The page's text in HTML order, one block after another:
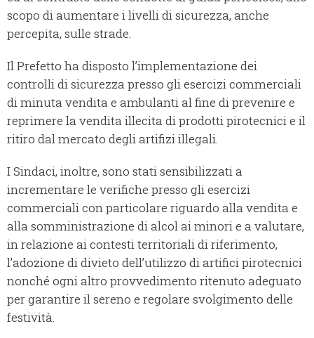
scopo di aumentare i livelli di sicurezza, anche
percepita, sulle strade.
Il Prefetto ha disposto l’implementazione dei
controlli di sicurezza presso gli esercizi commerciali
di minuta vendita e ambulanti al fine di prevenire e
reprimere la vendita illecita di prodotti pirotecnici e il
ritiro dal mercato degli artifizi illegali.
I Sindaci, inoltre, sono stati sensibilizzati a
incrementare le verifiche presso gli esercizi
commerciali con particolare riguardo alla vendita e
alla somministrazione di alcol ai minori e a valutare,
in relazione ai contesti territoriali di riferimento,
l’adozione di divieto dell’utilizzo di artifici pirotecnici
nonché ogni altro provvedimento ritenuto adeguato
per garantire il sereno e regolare svolgimento delle
festività.